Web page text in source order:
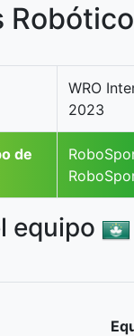
WRO
2023
de
equipo